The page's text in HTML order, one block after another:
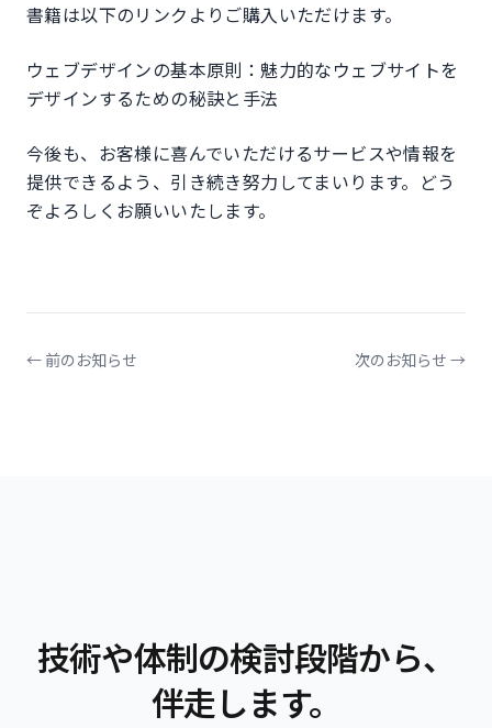
書籍は以下のリンクよりご購入いただけます。
ウェブデザインの基本原則：魅力的なウェブサイトを
デザインするための秘訣と手法
今後も、お客様に喜んでいただけるサービスや情報を
提供できるよう、引き続き努力してまいります。どう
ぞよろしくお願いいたします。
← 前のお知らせ 次のお知らせ →
技術や体制の検討段階から、
伴走します。